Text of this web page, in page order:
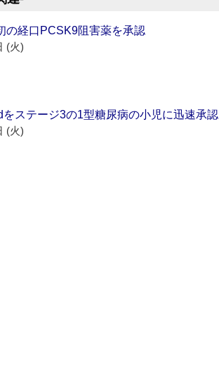
の経口PCSK9阻害薬を承認
(火)
ステージ3の1型糖尿病の小児に迅速承認
(火)